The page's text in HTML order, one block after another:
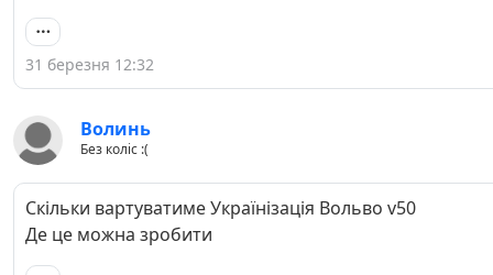
31 березня 12:32
Волинь
Без коліс :(
Скільки вартуватиме Українізація Вольво v50
Де це можна зробити